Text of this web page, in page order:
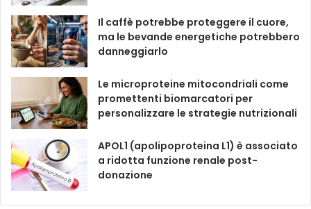
Il caffè potrebbe proteggere il cuore,
ma le bevande energetiche potrebbero
danneggiarlo
Le microproteine ​​mitocondriali come
promettenti biomarcatori per
personalizzare le strategie nutrizionali
APOL1 (apolipoproteina L1) è associato
a ridotta funzione renale post-
donazione